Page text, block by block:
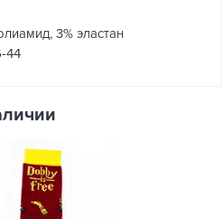
3% эластан
44